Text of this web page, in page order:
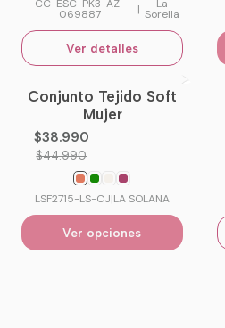
CC-ESC-PK3-AZ-
069887 | La
Sorella
Ver detalles
-13%OFF
Conjunto Tejido Soft
Mujer
$38.990
$44.990
LSF2715-LS-CJ|LA SOLANA
Ver opciones